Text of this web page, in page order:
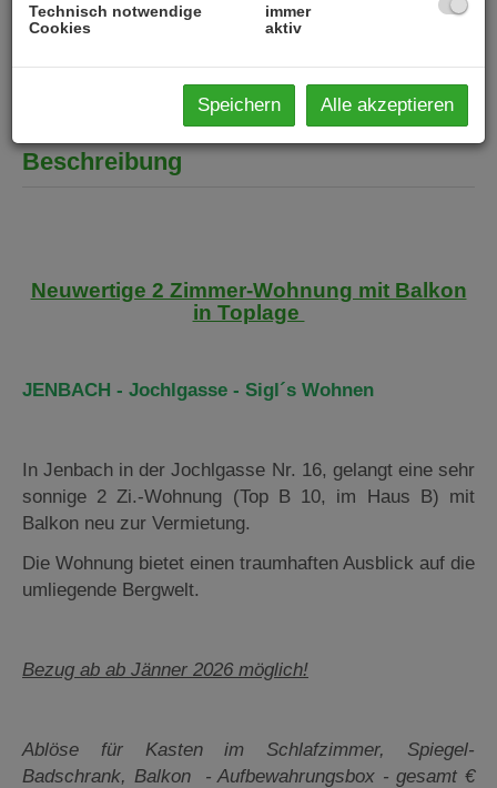
Beschreibung
Neuwertige 2 Zimmer-Wohnung mit Balkon
in Toplage
JENBACH - Jochlgasse - Sigl´s Wohnen
In Jenbach in der Jochlgasse Nr. 16, gelangt eine sehr
sonnige 2 Zi.-Wohnung (Top B 10, im Haus B) mit
Balkon neu zur Vermietung.
Die Wohnung bietet einen traumhaften Ausblick auf die
umliegende Bergwelt.
Bezug ab ab Jänner 2026 möglich!
Ablöse für Kasten im Schlafzimmer, Spiegel-
Badschrank, Balkon - Aufbewahrungsbox - gesamt €
Technisch notwendige
Cookies
immer
aktiv
Speichern Alle akzeptieren